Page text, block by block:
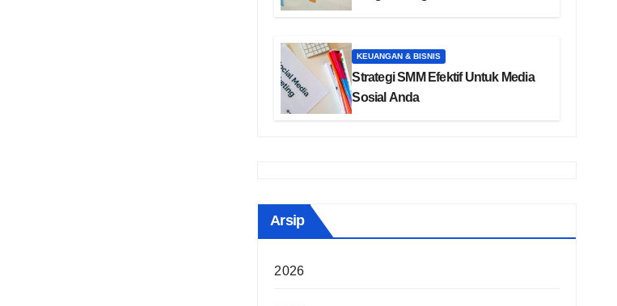
KEUANGAN & BISNIS
Strategi SMM Efektif Untuk Media
Sosial Anda
Arsip
2026